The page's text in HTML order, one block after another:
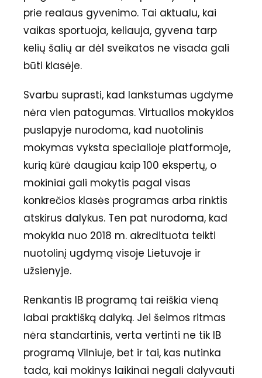
prie realaus gyvenimo. Tai aktualu, kai
vaikas sportuoja, keliauja, gyvena tarp
kelių šalių ar dėl sveikatos ne visada gali
būti klasėje.
Svarbu suprasti, kad lankstumas ugdyme
nėra vien patogumas. Virtualios mokyklos
puslapyje nurodoma, kad nuotolinis
mokymas vyksta specialioje platformoje,
kurią kūrė daugiau kaip 100 ekspertų, o
mokiniai gali mokytis pagal visas
konkrečios klasės programas arba rinktis
atskirus dalykus. Ten pat nurodoma, kad
mokykla nuo 2018 m. akredituota teikti
nuotolinį ugdymą visoje Lietuvoje ir
užsienyje.
Renkantis IB programą tai reiškia vieną
labai praktišką dalyką. Jei šeimos ritmas
nėra standartinis, verta vertinti ne tik IB
programą Vilniuje, bet ir tai, kas nutinka
tada, kai mokinys laikinai negali dalyvauti